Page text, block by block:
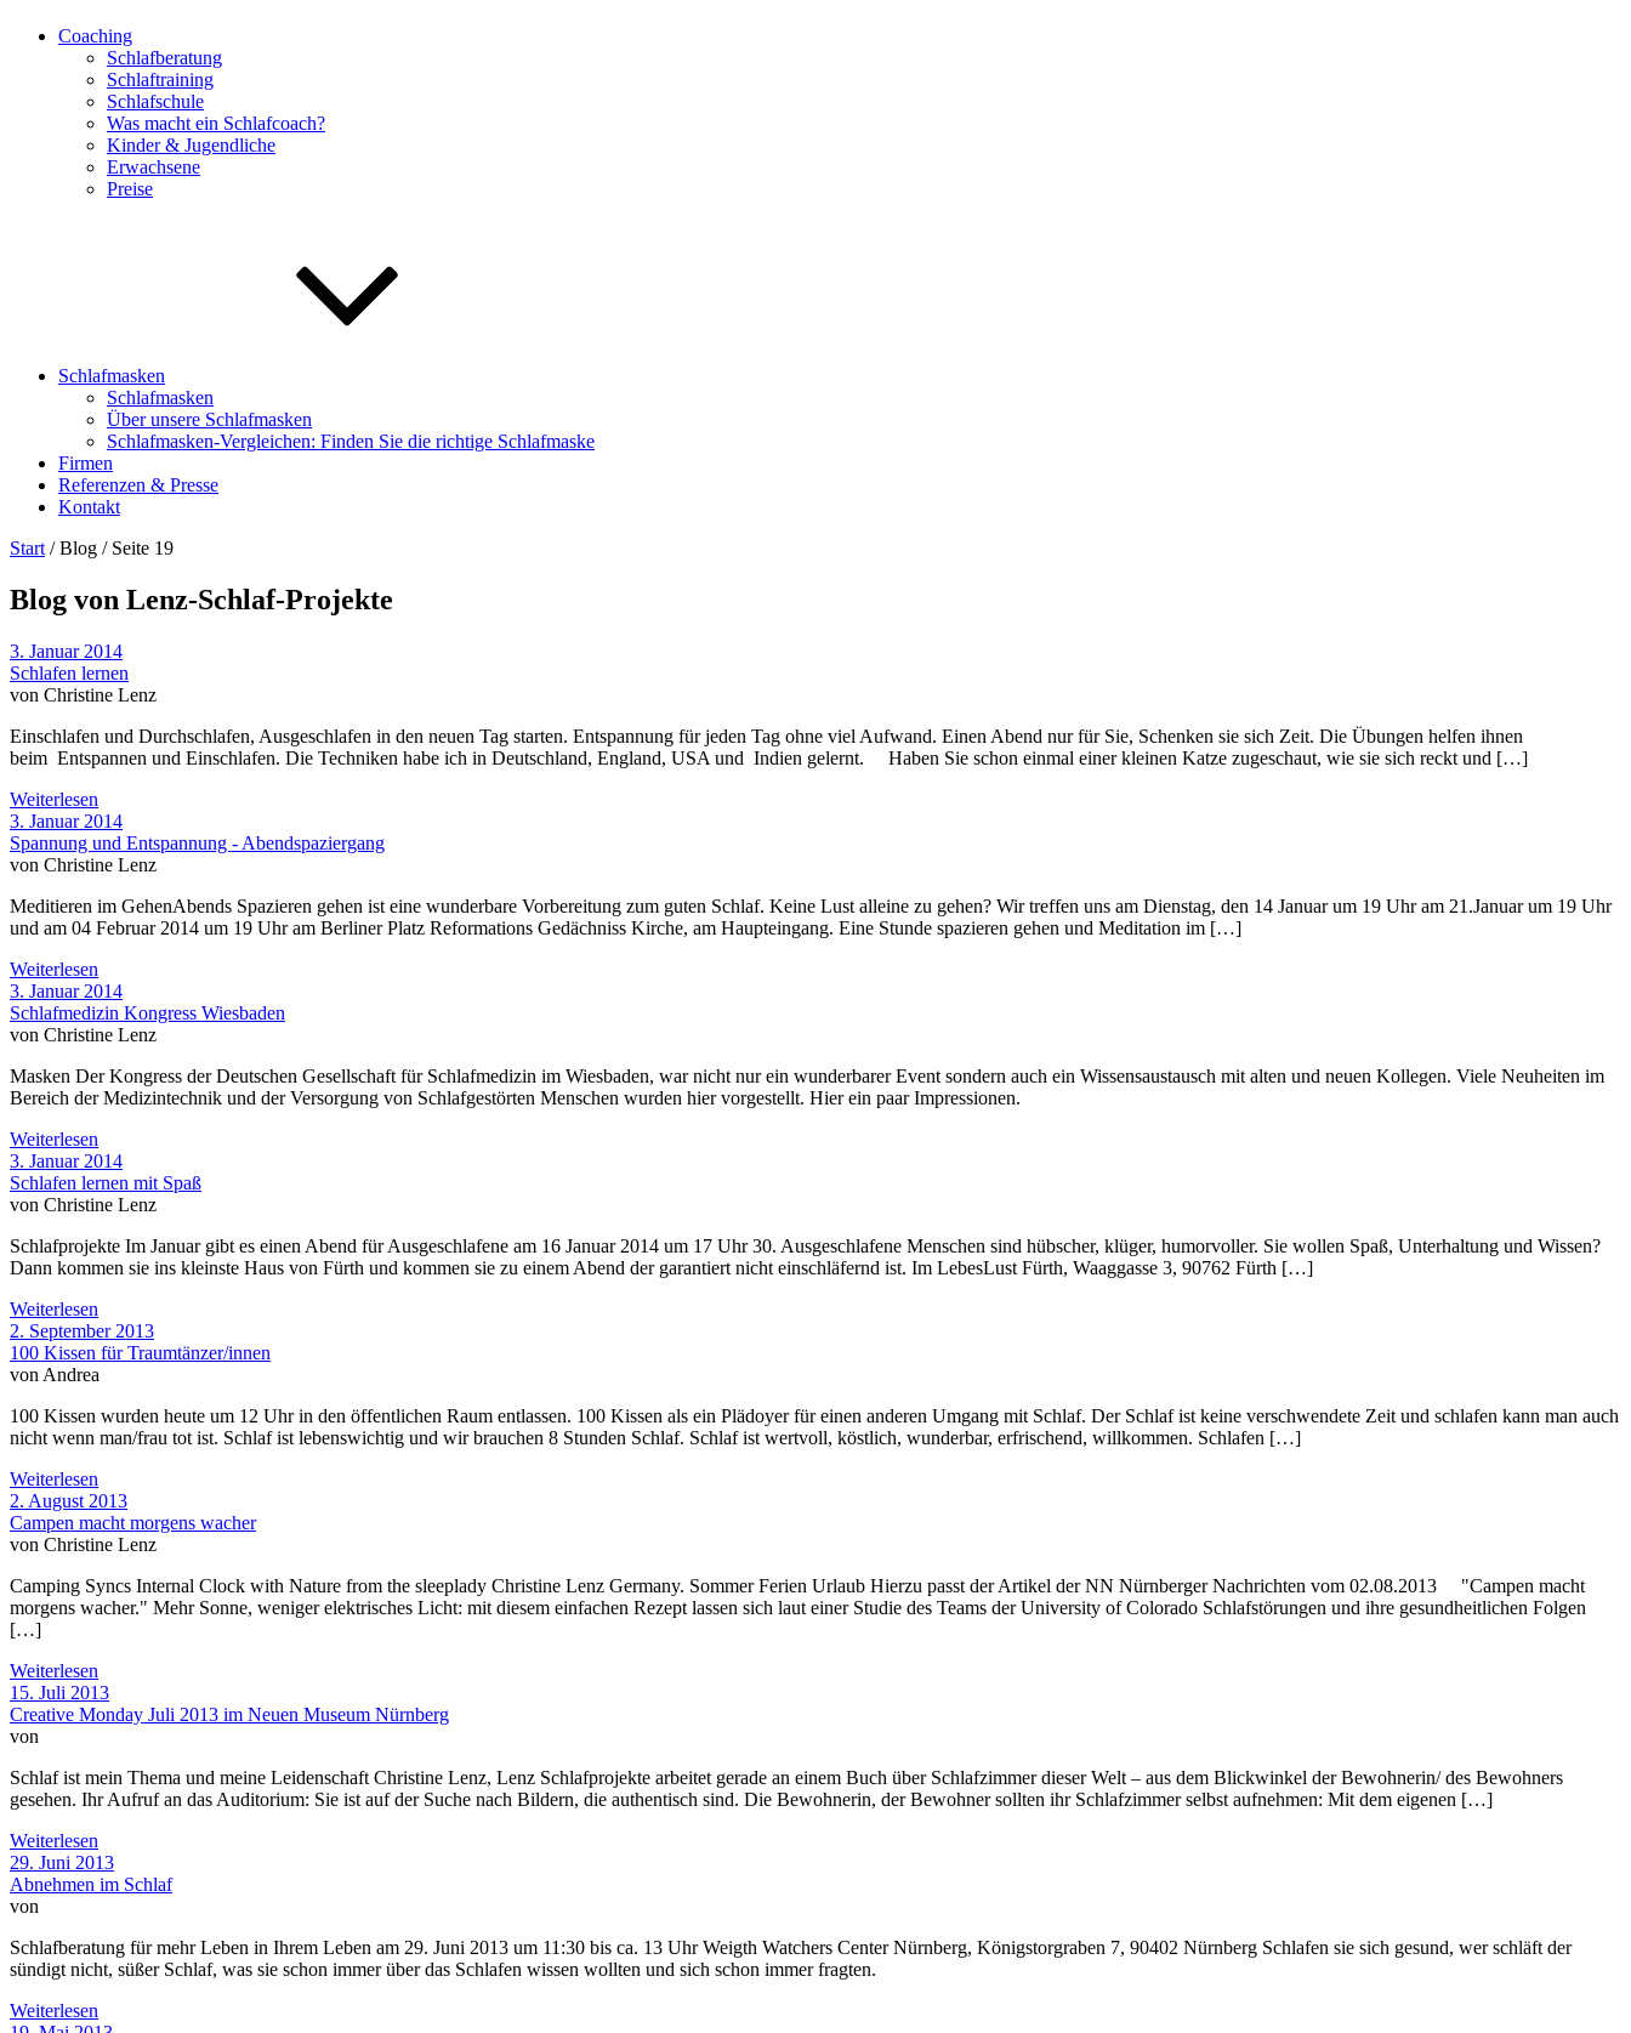
Coaching
Schlafberatung
Schlaftraining
Schlafschule
Was macht ein Schlafcoach?
Kinder & Jugendliche
Erwachsene
Preise
Schlafmasken
Schlafmasken
Über unsere Schlafmasken
Schlafmasken-Vergleichen: Finden Sie die richtige Schlafmaske
Firmen
Referenzen & Presse
Kontakt
Start / Blog / Seite 19
Blog von Lenz-Schlaf-Projekte
3. Januar 2014
Schlafen lernen
von Christine Lenz
Einschlafen und Durchschlafen, Ausgeschlafen in den neuen Tag starten. Entspannung für jeden Tag ohne viel Aufwand. Einen Abend nur für Sie, Schenken sie sich Zeit. Die Übungen helfen ihnen
beim Entspannen und Einschlafen. Die Techniken habe ich in Deutschland, England, USA und Indien gelernt. Haben Sie schon einmal einer kleinen Katze zugeschaut, wie sie sich reckt und […]
Weiterlesen
3. Januar 2014
Spannung und Entspannung - Abendspaziergang
von Christine Lenz
Meditieren im GehenAbends Spazieren gehen ist eine wunderbare Vorbereitung zum guten Schlaf. Keine Lust alleine zu gehen? Wir treffen uns am Dienstag, den 14 Januar um 19 Uhr am 21.Januar um 19 Uhr
und am 04 Februar 2014 um 19 Uhr am Berliner Platz Reformations Gedächniss Kirche, am Haupteingang. Eine Stunde spazieren gehen und Meditation im […]
Weiterlesen
3. Januar 2014
Schlafmedizin Kongress Wiesbaden
von Christine Lenz
Masken Der Kongress der Deutschen Gesellschaft für Schlafmedizin im Wiesbaden, war nicht nur ein wunderbarer Event sondern auch ein Wissensaustausch mit alten und neuen Kollegen. Viele Neuheiten im
Bereich der Medizintechnik und der Versorgung von Schlafgestörten Menschen wurden hier vorgestellt. Hier ein paar Impressionen.
Weiterlesen
3. Januar 2014
Schlafen lernen mit Spaß
von Christine Lenz
Schlafprojekte Im Januar gibt es einen Abend für Ausgeschlafene am 16 Januar 2014 um 17 Uhr 30. Ausgeschlafene Menschen sind hübscher, klüger, humorvoller. Sie wollen Spaß, Unterhaltung und Wissen?
Dann kommen sie ins kleinste Haus von Fürth und kommen sie zu einem Abend der garantiert nicht einschläfernd ist. Im LebesLust Fürth, Waaggasse 3, 90762 Fürth […]
Weiterlesen
2. September 2013
100 Kissen für Traumtänzer/innen
von Andrea
100 Kissen wurden heute um 12 Uhr in den öffentlichen Raum entlassen. 100 Kissen als ein Plädoyer für einen anderen Umgang mit Schlaf. Der Schlaf ist keine verschwendete Zeit und schlafen kann man auch
nicht wenn man/frau tot ist. Schlaf ist lebenswichtig und wir brauchen 8 Stunden Schlaf. Schlaf ist wertvoll, köstlich, wunderbar, erfrischend, willkommen. Schlafen […]
Weiterlesen
2. August 2013
Campen macht morgens wacher
von Christine Lenz
Camping Syncs Internal Clock with Nature from the sleeplady Christine Lenz Germany. Sommer Ferien Urlaub Hierzu passt der Artikel der NN Nürnberger Nachrichten vom 02.08.2013 "Campen macht
morgens wacher." Mehr Sonne, weniger elektrisches Licht: mit diesem einfachen Rezept lassen sich laut einer Studie des Teams der University of Colorado Schlafstörungen und ihre gesundheitlichen Folgen
[…]
Weiterlesen
15. Juli 2013
Creative Monday Juli 2013 im Neuen Museum Nürnberg
von
Schlaf ist mein Thema und meine Leidenschaft Christine Lenz, Lenz Schlafprojekte arbeitet gerade an einem Buch über Schlafzimmer dieser Welt – aus dem Blickwinkel der Bewohnerin/ des Bewohners
gesehen. Ihr Aufruf an das Auditorium: Sie ist auf der Suche nach Bildern, die authentisch sind. Die Bewohnerin, der Bewohner sollten ihr Schlafzimmer selbst aufnehmen: Mit dem eigenen […]
Weiterlesen
29. Juni 2013
Abnehmen im Schlaf
von
Schlafberatung für mehr Leben in Ihrem Leben am 29. Juni 2013 um 11:30 bis ca. 13 Uhr Weigth Watchers Center Nürnberg, Königstorgraben 7, 90402 Nürnberg Schlafen sie sich gesund, wer schläft der
sündigt nicht, süßer Schlaf, was sie schon immer über das Schlafen wissen wollten und sich schon immer fragten.
Weiterlesen